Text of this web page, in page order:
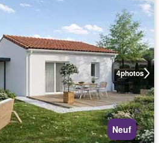
4photos
Neuf